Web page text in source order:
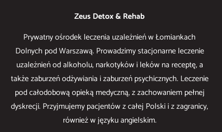
Zeus Detox & Rehab
Prywatny ośrodek leczenia uzależnień w Łomiankach
Dolnych pod Warszawą. Prowadzimy stacjonarne leczenie
uzależnień od alkoholu, narkotyków i leków na receptę, a
także zaburzeń odżywiania i zaburzeń psychicznych. Leczenie
pod całodobową opieką medyczną, z zachowaniem pełnej
dyskrecji. Przyjmujemy pacjentów z całej Polski i z zagranicy,
również w języku angielskim.